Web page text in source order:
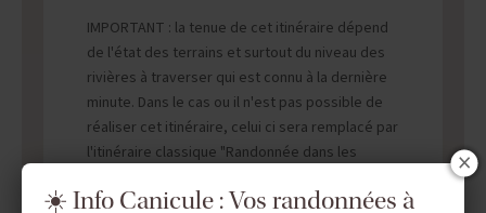
IMPORTANT : la tenue de cet itinéraire dépend
de l'état des terrains et surtout du niveau des
rivières à traverser qui est connu à la dernière
minute. Dans le cas ou il n'est pas possible de
réaliser cet itinéraire, celui ci sera remplacé par
l'itinéraire classique "Randonnée dans les
☀️ Info Canicule : Vos randonnées à